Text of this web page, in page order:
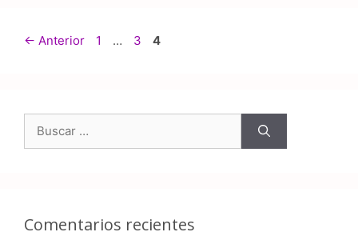
← Anterior 1 … 3 4
Comentarios recientes